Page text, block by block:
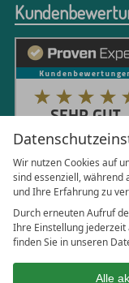
Wir nutzen Cookies auf
sind essenziell, während
und Ihre Erfahrung zu
Durch erneuten Aufruf
Ihre Einstellung
finden Sie in unseren
Alle